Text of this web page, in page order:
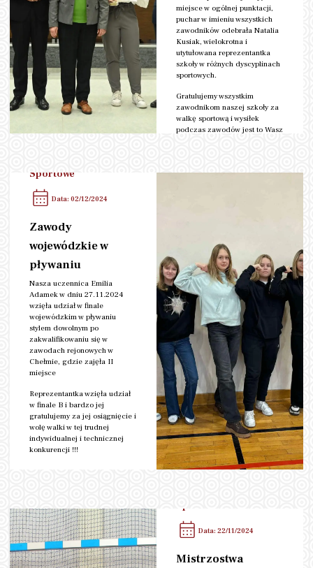
miejsce w ogólnej punktacji,
puchar w imieniu wszystkich
zawodników odebrała Natalia
Kusiak, wielokrotna i
utytułowana reprezentantka
szkoły w różnych dyscyplinach
sportowych.
Gratulujemy wszystkim
zawodnikom naszej szkoły za
walkę sportową i wysiłek
podczas zawodów jest to Wasz
Sportowe
Data: 02/12/2024
Zawody
wojewódzkie w
pływaniu
Nasza uczennica Emilia
Adamek w dniu 27.11.2024
wzięła udział w finale
wojewódzkim w pływaniu
stylem dowolnym po
zakwalifikowaniu się w
zawodach rejonowych w
Chełmie, gdzie zajęła II
miejsce
Reprezentantka wzięła udział
w finale B i bardzo jej
gratulujemy za jej osiągnięcie i
wolę walki w tej trudnej
indywidualnej i technicznej
konkurencji !!!
Sportowe
Data: 22/11/2024
Mistrzostwa